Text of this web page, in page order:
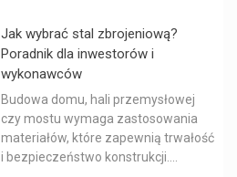
Jak wybrać stal zbrojeniową?
Poradnik dla inwestorów i
wykonawców
Budowa domu, hali przemysłowej
czy mostu wymaga zastosowania
materiałów, które zapewnią trwałość
i bezpieczeństwo konstrukcji....